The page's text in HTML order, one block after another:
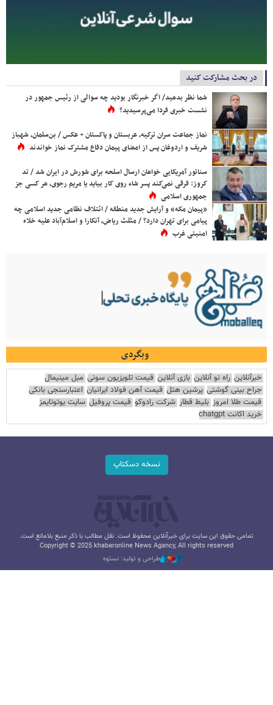
در بحث مشارکت کنید
شما نظر بدهید/ اگر خبرنگار بودید چه سوالی از رئیس جمهور در
نشست خبری فردا می‌پرسیدید؟
نماز جماعت سران ترکیه، عربستان و پاکستان + عکس / بن‌سلمان، شهباز
شریف و اردوغان پس از امضای پیمان دفاع مشترک نماز خواندند
سناتور آمریکایی خواهان ارسال اسلحه برای شورش در ایران شد / تد
کروز: فرقی نمی‌کند پسر شاه روی کار بیاید یا مریم رجوی، هر کسی جز
جمهوری اسلامی
«پیمان مکه» و آرایش جدید منطقه / ائتلاف نظامی جدید اسلامی چه
پیامی برای تهران دارد؟ / مثلث ریاض، آنکارا و اسلام‌آباد علیه خلاء
امنیتی غرب
وبگردی
خبرآنلاین راه نو آنلاین بازی آنلاین قیمت تلویزیون سونی مبل مینیمال
جراح بینی گوشتی پرشین هتل قیمت آهن فولاد ایرانیان اعتبارسنجی بانکی
قیمت طلا امروز بلیط قطار شرکت رادوکو قیمت پروفیل سایت یوتوتایمز
خرید اکانت chatgpt
نسخه دسکتاپ
تمامی حقوق این سایت برای خبرآنلاین محفوظ است. نقل مطالب با ذکر منبع بلامانع است.
Copyright © 2025 khabaronline News Agancy, All rights reserved
طراحی و تولید: نستوه